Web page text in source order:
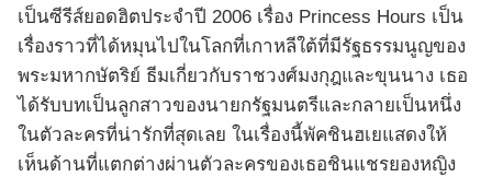
เป็นซีรีส์ยอดฮิตประจำปี 2006 เรื่อง Princess Hours เป็น
เรื่องราวที่ได้หมุนไปในโลกที่เกาหลีใต้ที่มีรัฐธรรมนูญของ
พระมหากษัตริย์ ธีมเกี่ยวกับราชวงศ์มงกุฎและขุนนาง เธอ
ได้รับบทเป็นลูกสาวของนายกรัฐมนตรีและกลายเป็นหนึ่ง
ในตัวละครที่น่ารักที่สุดเลย ในเรื่องนี้พัคชินฮเยแสดงให้
เห็นด้านที่แตกต่างผ่านตัวละครของเธอชินแชรยองหญิง